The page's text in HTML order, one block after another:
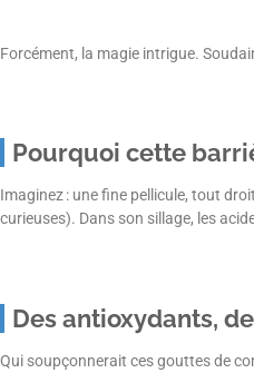
Forcément, la magie intrigue.
Pourquoi cette
Imaginez : une fine pellicule, tout
curieuses). Dans son sillage, les
Des antioxydants,
Qui soupçonnerait ces gouttes de